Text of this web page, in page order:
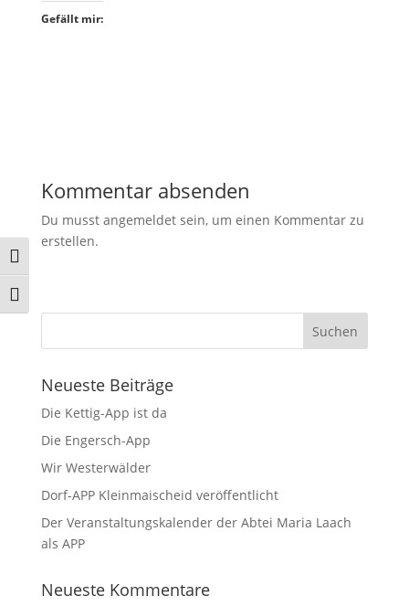
Umschalten auf hohe Kontraste
Schrift vergrößern
Gefällt mir:
Kommentar absenden
Du musst angemeldet sein, um einen Kommentar zu
erstellen.
Neueste Beiträge
Die Kettig-App ist da
Die Engersch-App
Wir Westerwälder
Dorf-APP Kleinmaischeid veröffentlicht
Der Veranstaltungskalender der Abtei Maria Laach
als APP
Neueste Kommentare